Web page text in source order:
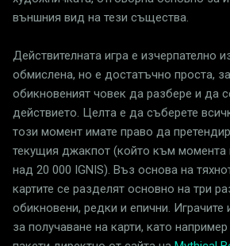
външния вид на тези същества.
Действителната игра е изчерпателно
обмислена, но е достатъчно проста,
обикновеният човек да разбере и да
действието. Целта е да съберете
този момент имате право да
текущия джакпот (който към момента
над 20 000 IGNIS). Въз основа на
картите се разделят основно на три
обикновени, редки и епични.
за получаване на карти, като